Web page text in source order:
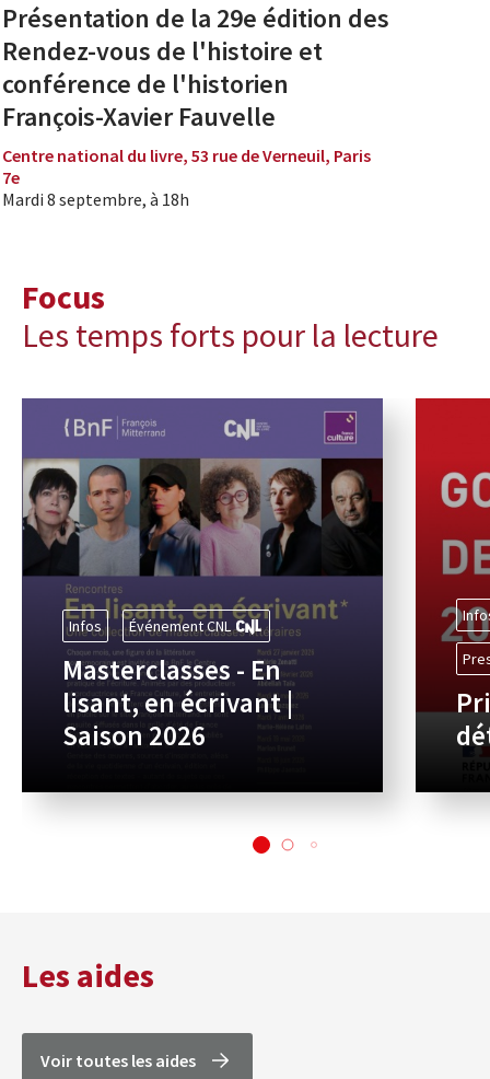
Présentation de la 29e édition des
Rendez-vous de l'histoire et
conférence de l'historien
François-Xavier Fauvelle
Centre national du livre, 53 rue de Verneuil, Paris
7e
Mardi 8 septembre, à 18h
Focus
Les temps forts pour la lecture
Infos Événement CNL
Masterclasses - En
lisant, en écrivant |
Saison 2026
Les aides
Voir toutes les aides